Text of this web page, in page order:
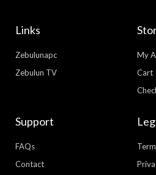
Links
Zebulunapc
Zebulun TV
My
Cart
Support
FAQs
Contact